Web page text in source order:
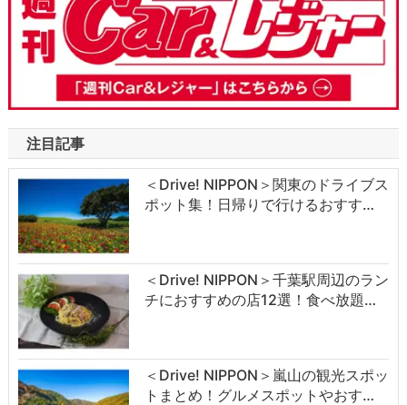
注目記事
＜Drive! NIPPON＞関東のドライブス
ポット集！日帰りで行けるおすす…
＜Drive! NIPPON＞千葉駅周辺のラン
チにおすすめの店12選！食べ放題…
＜Drive! NIPPON＞嵐山の観光スポッ
トまとめ！グルメスポットやおす…